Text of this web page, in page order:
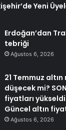
Yeni
Erdoğan’dan
tebriği
Ağustos 6, 2026
21 Temmuz
düşecek mi?
fiyatları
Güncel altın
Ağustos 6, 2026